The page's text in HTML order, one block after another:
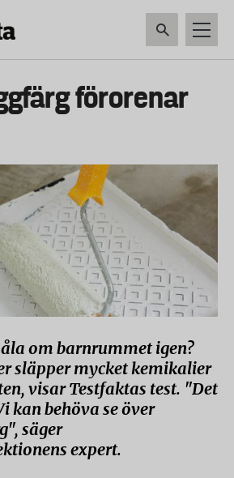
förorenar
om barnrummet igen?
släpper mycket kemikalier
visar Testfaktas test. "Det
kan behöva se över
säger
expert.